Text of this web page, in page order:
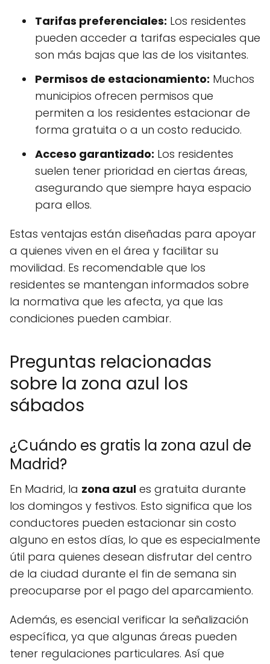
Tarifas preferenciales: Los residentes
pueden acceder a tarifas especiales que
son más bajas que las de los visitantes.
Permisos de estacionamiento: Muchos
municipios ofrecen permisos que
permiten a los residentes estacionar de
forma gratuita o a un costo reducido.
Acceso garantizado: Los residentes
suelen tener prioridad en ciertas áreas,
asegurando que siempre haya espacio
para ellos.
Estas ventajas están diseñadas para apoyar
a quienes viven en el área y facilitar su
movilidad. Es recomendable que los
residentes se mantengan informados sobre
la normativa que les afecta, ya que las
condiciones pueden cambiar.
Preguntas relacionadas
sobre la zona azul los
sábados
¿Cuándo es gratis la zona azul de
Madrid?
En Madrid, la zona azul es gratuita durante
los domingos y festivos. Esto significa que los
conductores pueden estacionar sin costo
alguno en estos días, lo que es especialmente
útil para quienes desean disfrutar del centro
de la ciudad durante el fin de semana sin
preocuparse por el pago del aparcamiento.
Además, es esencial verificar la señalización
específica, ya que algunas áreas pueden
tener regulaciones particulares. Así que